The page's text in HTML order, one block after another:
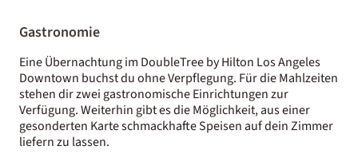
Gastronomie
Eine Übernachtung im DoubleTree by Hilton Los Angeles
Downtown buchst du ohne Verpflegung. Für die Mahlzeiten
stehen dir zwei gastronomische Einrichtungen zur
Verfügung. Weiterhin gibt es die Möglichkeit, aus einer
gesonderten Karte schmackhafte Speisen auf dein Zimmer
liefern zu lassen.